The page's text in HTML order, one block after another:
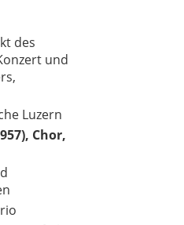
des
und
Luzern
Chor,